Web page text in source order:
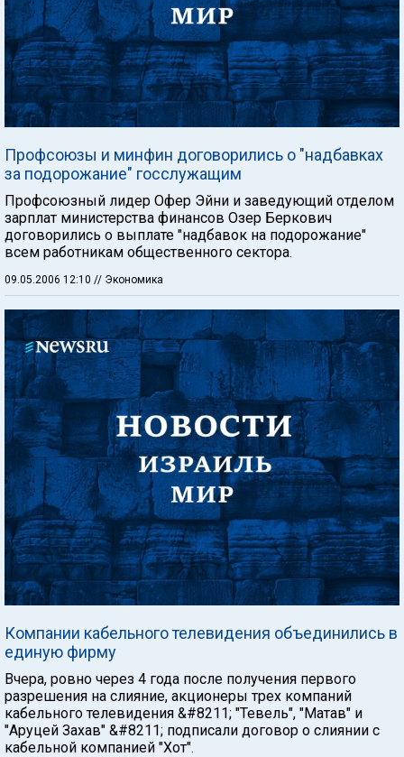
Профсоюзы и минфин договорились о "надбавках
за подорожание" госслужащим
Профсоюзный лидер Офер Эйни и заведующий отделом
зарплат министерства финансов Озер Беркович
договорились о выплате "надбавок на подорожание"
всем работникам общественного сектора.
09.05.2006 12:10 // Экономика
Компании кабельного телевидения объединились в
единую фирму
Вчера, ровно через 4 года после получения первого
разрешения на слияние, акционеры трех компаний
кабельного телевидения &#8211; "Тевель", "Матав" и
"Аруцей Захав" &#8211; подписали договор о слиянии с
кабельной компанией "Хот".